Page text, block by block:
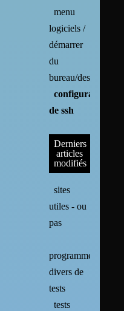
menu
logiciels /
démarrer
du
bureau/desktop
configuration
de ssh
Derniers
articles
modifiés
sites
utiles - ou
pas
programmes
divers de
tests
tests